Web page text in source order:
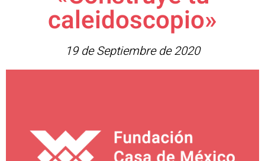
caleidoscopio»
19 de Septiembre de 2020